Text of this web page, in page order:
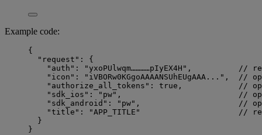
Example code:
{
"request": {
"auth": "yxoPUlwqm…………pIyEX4H",          //
"icon": "iVBORw0KGgoAAAANSUhEUgAAA...",
"authorize_all_tokens": true,            //
"sdk_ios": "pw",                         //
"sdk_android": "pw",                     //
"title": "APP_TITLE"                     //
}
}